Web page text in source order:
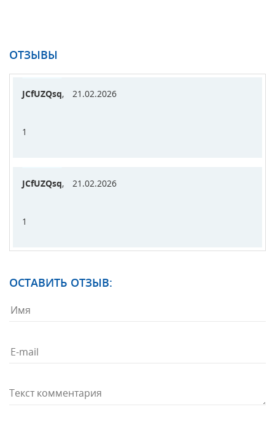
ОТЗЫВЫ
JCfUZQsq, 21.02.2026
1
JCfUZQsq, 21.02.2026
1
ОСТАВИТЬ ОТЗЫВ: